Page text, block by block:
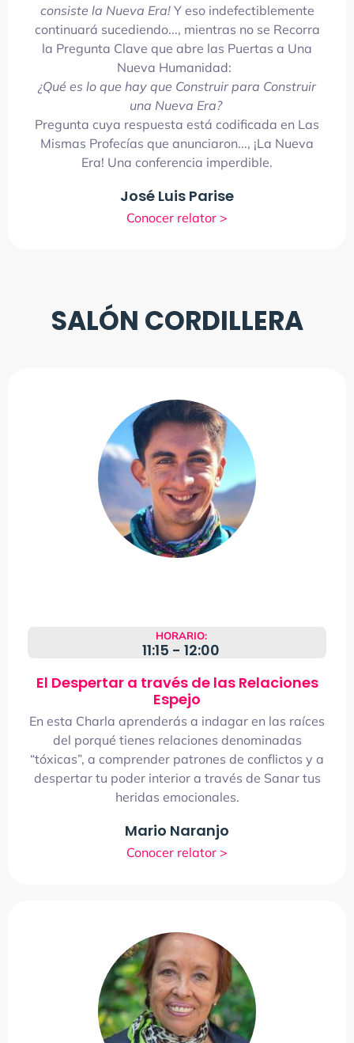
consiste la Nueva Era!Y eso indefectiblemente
continuará sucediendo..., mientras no se Recorra
la Pregunta Clave que abre las Puertas a Una
Nueva Humanidad:
¿Qué es lo que hay que Construir para Construir
una Nueva Era?
Pregunta cuya respuesta está codificada en Las
Mismas Profecías que anunciaron..., ¡La Nueva
Era! Una conferencia imperdible.
José Luis Parise
Conocer relator >
SALÓN CORDILLERA
HORARIO:
11:15 - 12:00
El Despertar a través de las Relaciones
Espejo
En esta Charla aprenderás a indagar en las raíces
del porqué tienes relaciones denominadas
“tóxicas”, a comprender patrones de conflictos y a
despertar tu poder interior a través de Sanar tus
heridas emocionales.
Mario Naranjo
Conocer relator >